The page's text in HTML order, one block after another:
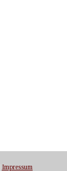
Impressum